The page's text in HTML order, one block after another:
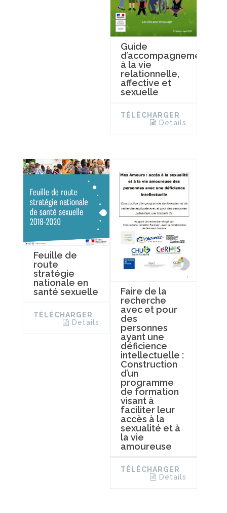
Guide
d’accompagnement
à la vie
relationnelle,
affective et
sexuelle
TÉLÉCHARGER
Details
Feuille de
route
stratégie
nationale en
santé sexuelle
TÉLÉCHARGER
Details
Faire de la
recherche
avec et pour
des
personnes
ayant une
déficience
intellectuelle :
Construction
d’un
programme
de formation
visant à
faciliter leur
accès à la
sexualité et à
la vie
amoureuse
TÉLÉCHARGER
Details